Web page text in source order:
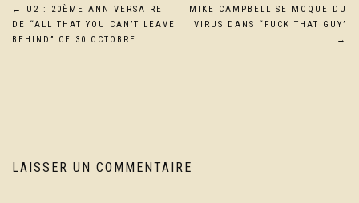
Navigation
de
←
U2 : 20ÈME ANNIVERSAIRE
DE “ALL THAT YOU CAN’T LEAVE
BEHIND” CE 30 OCTOBRE
MIKE CAMPBELL SE MOQUE DU
VIRUS DANS “FUCK THAT GUY”
→
LAISSER UN COMMENTAIRE